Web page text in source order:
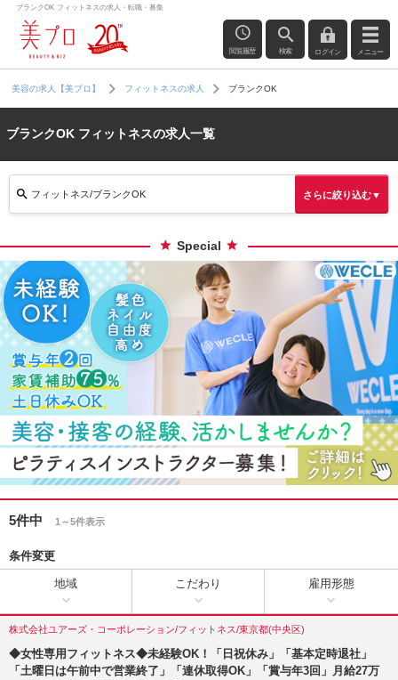
ブランクOK フィットネスの求人・転職・募集
閲覧履歴 検索 ログイン メニュー
美容の求人【美プロ】 フィットネスの求人 ブランクOK
ブランクOK フィットネスの求人一覧
フィットネス/ブランクOK さらに絞り込む▼
Special
5件中 1～5件表示
条件変更
地域 こだわり 雇用形態
株式会社ユアーズ・コーポレーション/フィットネス/東京都(中央区)
◆女性専用フィットネス◆未経験OK！「日祝休み」「基本定時退社」
「土曜日は午前中で営業終了」「連休取得OK」「賞与年3回」月給27万